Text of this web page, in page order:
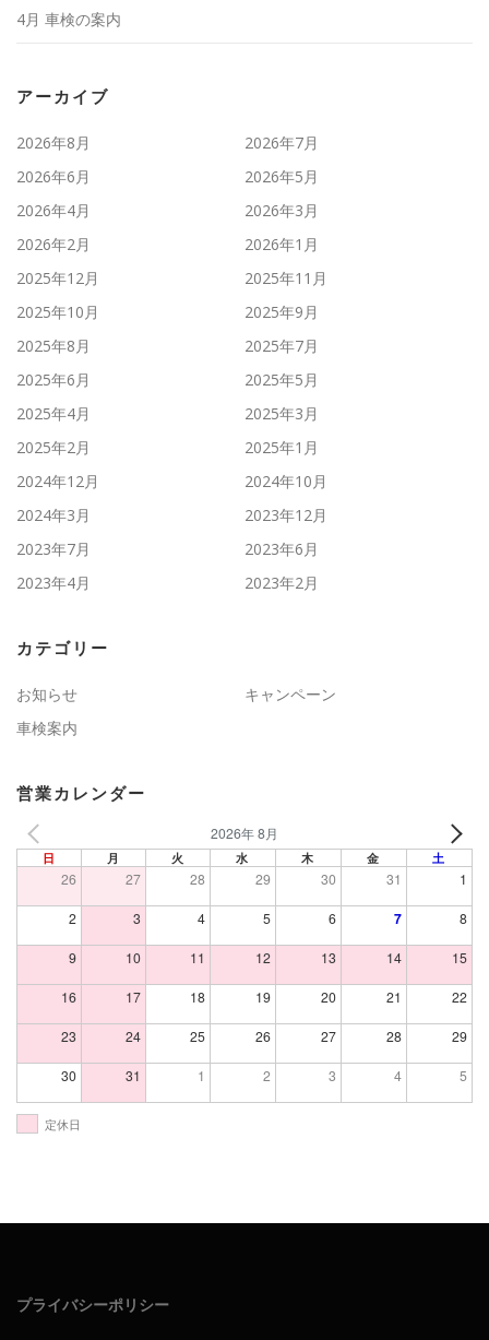
4月 車検の案内
アーカイブ
2026年8月
2026年7月
2026年6月
2026年5月
2026年4月
2026年3月
2026年2月
2026年1月
2025年12月
2025年11月
2025年10月
2025年9月
2025年8月
2025年7月
2025年6月
2025年5月
2025年4月
2025年3月
2025年2月
2025年1月
2024年12月
2024年10月
2024年3月
2023年12月
2023年7月
2023年6月
2023年4月
2023年2月
カテゴリー
お知らせ
キャンペーン
車検案内
営業カレンダー
2026年 8月
日 月 火 水 木 金 土
26 27 28 29 30 31 1
2 3 4 5 6 7 8
9 10 11 12 13 14 15
16 17 18 19 20 21 22
23 24 25 26 27 28 29
30 31 1 2 3 4 5
定休日
プライバシーポリシー